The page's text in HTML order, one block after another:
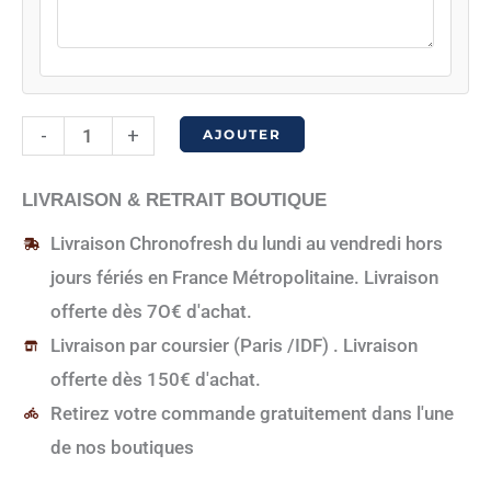
-
quantité
Carte
cadeau
100€
+ AJOUTER
LIVRAISON & RETRAIT BOUTIQUE
Livraison Chronofresh du lundi au vendredi hors
jours fériés en France Métropolitaine. Livraison
offerte dès 7O€ d'achat.
Livraison par coursier (Paris /IDF) . Livraison
offerte dès 150€ d'achat.
Retirez votre commande gratuitement dans l'une
de nos boutiques